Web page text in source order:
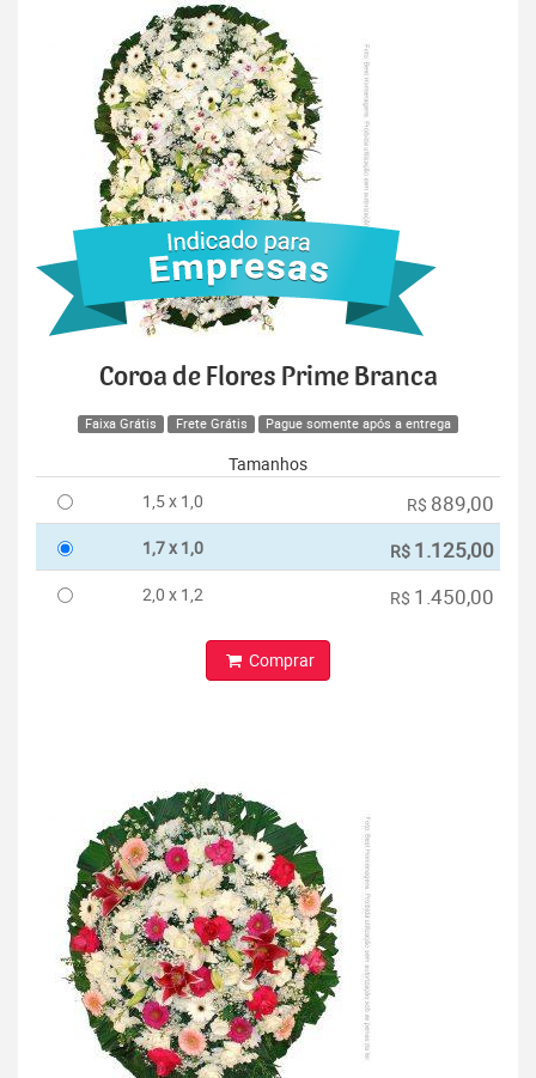
Coroa de Flores Prime Branca
Faixa Grátis Frete Grátis Pague somente após a entrega
Tamanhos
1,5 x 1,0
R$ 889,00
1,7 x 1,0 R$ 1.125,00
2,0 x 1,2 R$ 1.450,00
Comprar